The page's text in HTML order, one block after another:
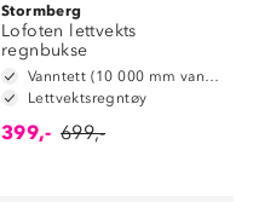
Stormberg
Lofoten lettvekts
regnbukse
Vanntett (10 000 mm vannsøyle)
Lettvektsregntøy
399,- 699,-